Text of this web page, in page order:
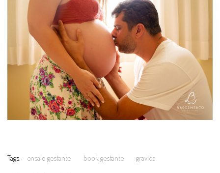
Tags: ensaio gestante book gestante gravida